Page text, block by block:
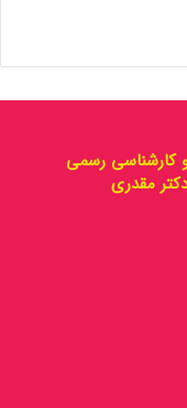
کارشناسی رسمی
مقدری